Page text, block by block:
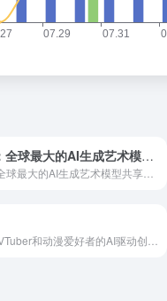
Civitai：全球最大的AI生成艺术模型共享社区